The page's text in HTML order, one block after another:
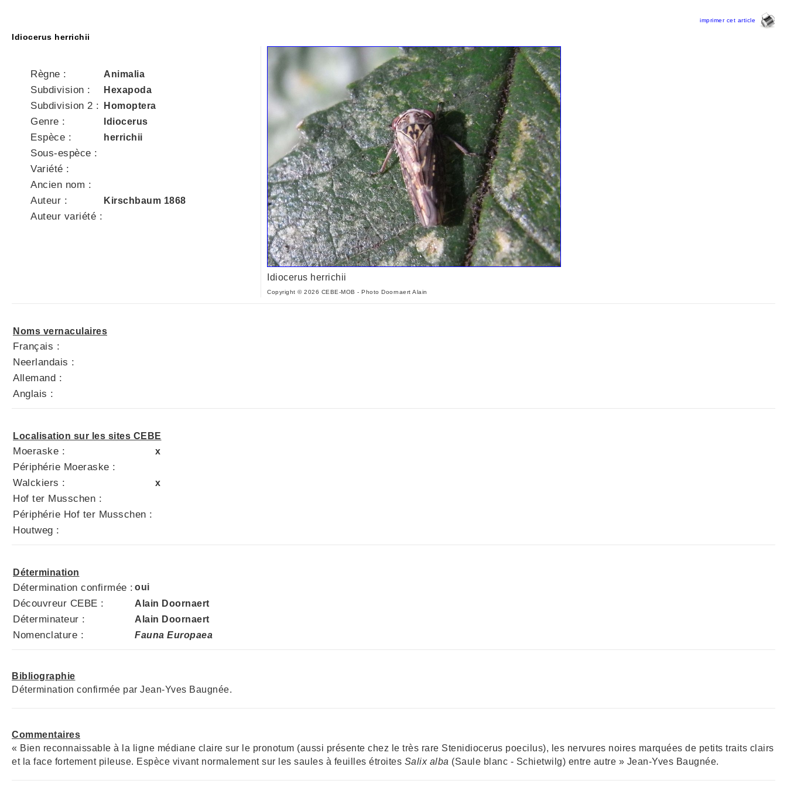
imprimer cet article
Idiocerus herrichii
Règne : Animalia
Subdivision : Hexapoda
Subdivision 2 : Homoptera
Genre : Idiocerus
Espèce : herrichii
Sous-espèce :
Variété :
Ancien nom :
Auteur :
Kirschbaum 1868
Auteur variété :
Idiocerus herrichii
Copyright © 2026 CEBE-MOB - Photo Doornaert Alain
Noms vernaculaires
Français :
Neerlandais :
Allemand :
Anglais :
Localisation sur les sites CEBE
Moeraske : x
Périphérie Moeraske :
Walckiers :
x
Hof ter Musschen :
Périphérie Hof ter Musschen :
Houtweg :
Détermination
Détermination confirmée : oui
Découvreur CEBE : Alain Doornaert
Déterminateur : Alain Doornaert
Nomenclature : Fauna Europaea
Bibliographie
Détermination confirmée par Jean-Yves Baugnée.
Commentaires
« Bien reconnaissable à la ligne médiane claire sur le pronotum (aussi présente chez le très rare Stenidiocerus poecilus), les nervures noires marquées de petits traits clairs
et la face fortement pileuse. Espèce vivant normalement sur les saules à feuilles étroites Salix alba (Saule blanc - Schietwilg) entre autre » Jean-Yves Baugnée.